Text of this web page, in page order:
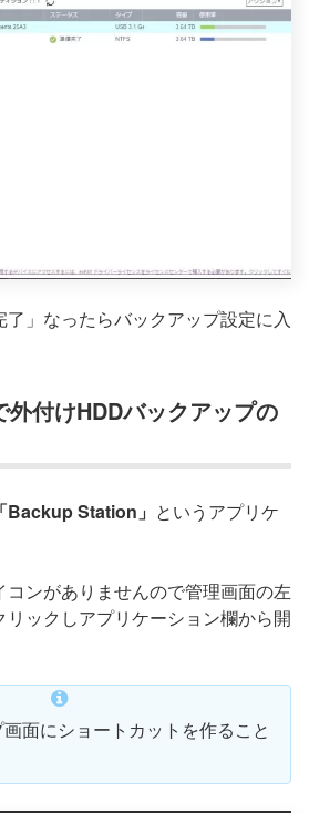
」なったらバックアップ設定に入
外付けHDDバックアップの
「Backup Station」 というアプリケ
ンがありませんので管理画面の左
ックしアプリケーション欄から開
面にショートカットを作ること